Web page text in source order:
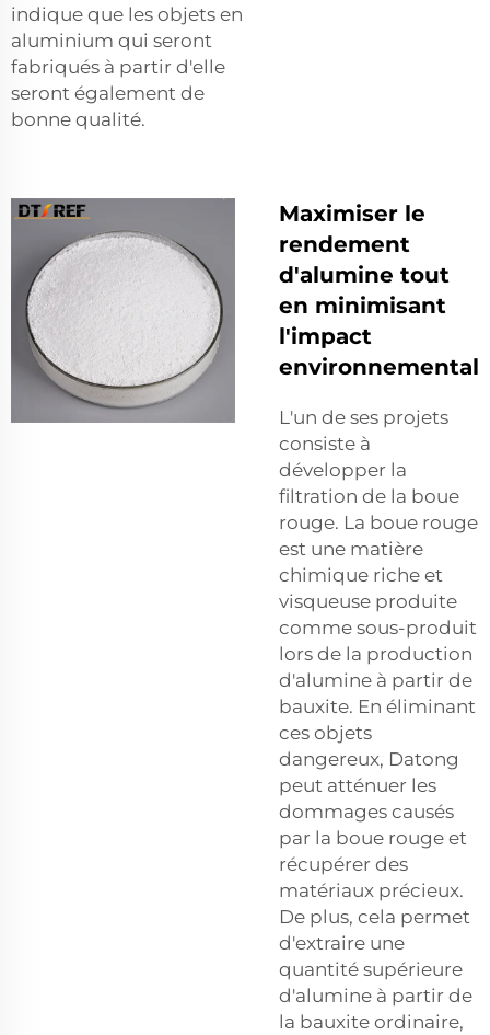
indique que les objets en
aluminium qui seront
fabriqués à partir d'elle
seront également de
bonne qualité.
Maximiser le
rendement
d'alumine tout
en minimisant
l'impact
environnemental
L'un de ses projets
consiste à
développer la
filtration de la boue
rouge. La boue rouge
est une matière
chimique riche et
visqueuse produite
comme sous-produit
lors de la production
d'alumine à partir de
bauxite. En éliminant
ces objets
dangereux, Datong
peut atténuer les
dommages causés
par la boue rouge et
récupérer des
matériaux précieux.
De plus, cela permet
d'extraire une
quantité supérieure
d'alumine à partir de
la bauxite ordinaire,